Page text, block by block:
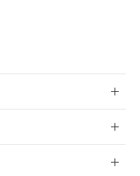
ました。
庫切替を完了
ことがない限
しておりま